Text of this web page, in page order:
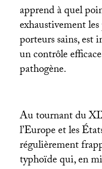
apprend à quel
exhaustivement
porteurs sains, est
un contrôle
pathogène.
Au tournant du
l’Europe et les
régulièrement
typhoïde qui, en